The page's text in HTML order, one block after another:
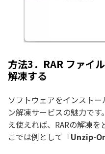
方法3．RAR ファイ
解凍する
ソフトウェアをインスト
ン解凍サービスの魅力で
え使えれば、RARの解凍
こでは例として「Unzip-